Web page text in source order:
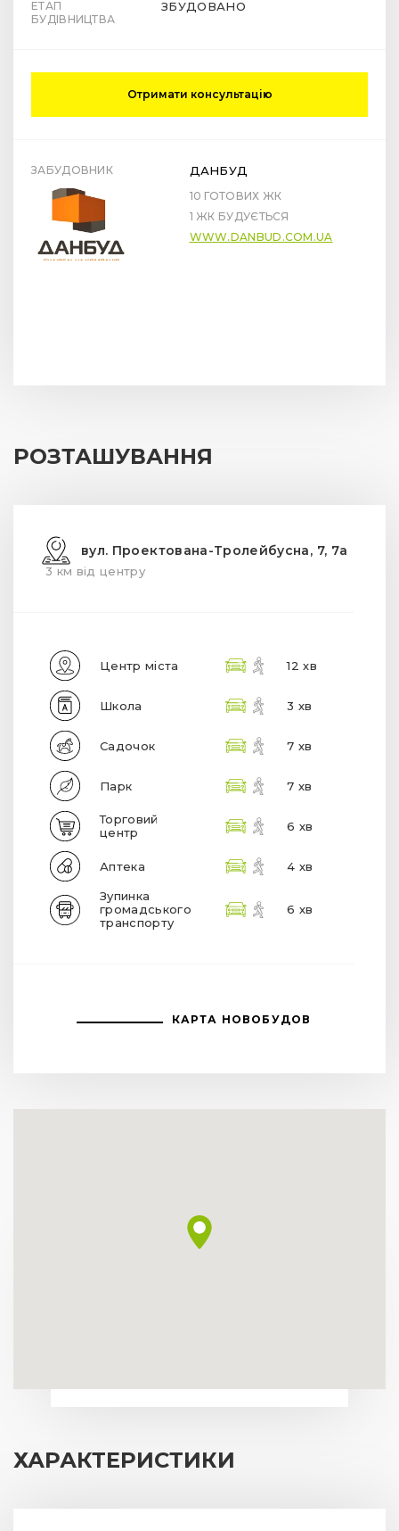
ЕТАП
БУДІВНИЦТВА
ЗБУДОВАНО
Отримати консультацію
ЗАБУДОВНИК ДАНБУД
10 ГОТОВИХ ЖК
1 ЖК БУДУЄТЬСЯ
WWW.DANBUD.COM.UA
РОЗТАШУВАННЯ
вул. Проектована-Тролейбусна, 7, 7а
3 км від центру
Центр міста 12 хв
Школа 3 хв
Садочок 7 хв
Парк 7 хв
Торговий
центр
6 хв
Аптека 4 хв
Зупинка
громадського
транспорту
6 хв
КАРТА НОВОБУДОВ
ХАРАКТЕРИСТИКИ